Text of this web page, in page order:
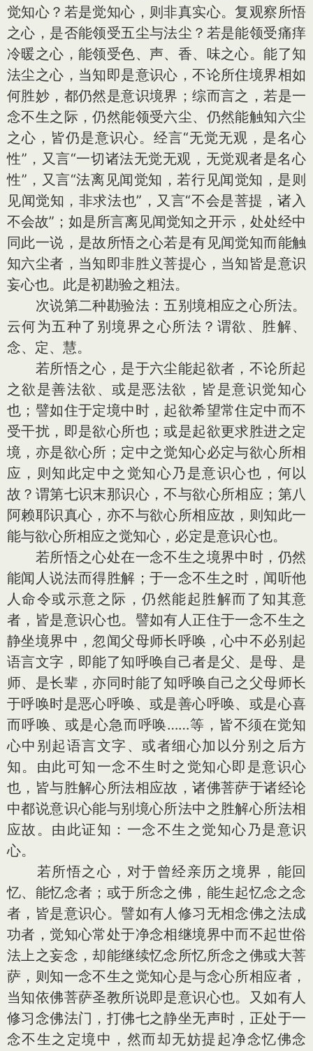
觉知心？若是觉知心，则非真实心。复观察所悟
之心，是否能领受五尘与法尘？若是能领受痛痒
冷暖之心，能领受色、声、香、味之心。能了知
法尘之心，当知即是意识心，不论所住境界相如
何胜妙，都仍然是意识境界；综而言之，若是一
念不生之际，仍然能领受六尘、仍然能触知六尘
之心，皆仍是意识心。经言“无觉无观，是名心
性”，又言“一切诸法无觉无观，无觉观者是名心
性”，又言“法离见闻觉知，若行见闻觉知，是则
见闻觉知，非求法也”，又言“不会是菩提，诸入
不会故”；如是所言离见闻觉知之开示，处处经中
同此一说，是故所悟之心若是有见闻觉知而能触
知六尘者，当知即非胜义菩提心，当知皆是意识
妄心也。此是初勘验之粗法。
次说第二种勘验法：五别境相应之心所法。
云何为五种了别境界之心所法？谓欲、胜解、
念、定、慧。
若所悟之心，是于六尘能起欲者，不论所起
之欲是善法欲、或是恶法欲，皆是意识觉知心
也；譬如住于定境中时，起欲希望常住定中而不
受干扰，即是欲心所也；或是起欲更求胜进之定
境，亦是欲心所；定中之觉知心必定与欲心所相
应，则知此定中之觉知心乃是意识心也，何以
故？谓第七识末那识心，不与欲心所相应；第八
阿赖耶识真心，亦不与欲心所相应故，则知此一
能与欲心所相应之觉知心，必定是意识心也。
若所悟之心处在一念不生之境界中时，仍然
能闻人说法而得胜解；于一念不生之时，闻听他
人命令或示意之际，仍然能起胜解而了知其意
者，皆是意识心也。譬如有人正住于一念不生之
静坐境界中，忽闻父母师长呼唤，心中不必别起
语言文字，即能了知呼唤自己者是父、是母、是
师、是长辈，亦同时能了知呼唤自己之父母师长
于呼唤时是恶心呼唤、或是善心呼唤、或是心喜
而呼唤、或是心急而呼唤……等，皆不须在觉知
心中别起语言文字、或者细心加以分别之后方
知。由此可知一念不生时之觉知心即是意识心
也，皆与胜解心所法相应故，诸佛菩萨于诸经论
中都说意识心能与别境心所法中之胜解心所法相
应故。由此证知：一念不生之觉知心乃是意识
心。
若所悟之心，对于曾经亲历之境界，能回
忆、能忆念者；或于所念之佛，能生起忆念之念
者，皆是意识心。譬如有人修习无相念佛之法成
功者，觉知心常处于净念相继境界中而不起世俗
法上之妄念，却能继续忆念所忆所念之佛或大菩
萨，则知一念不生之觉知心是与念心所相应者，
当知依佛菩萨圣教所说即是意识心也。又如有人
修习念佛法门，打佛七之静坐无声时，正处于一
念不生之定境中，然而却无妨提起净念忆佛念